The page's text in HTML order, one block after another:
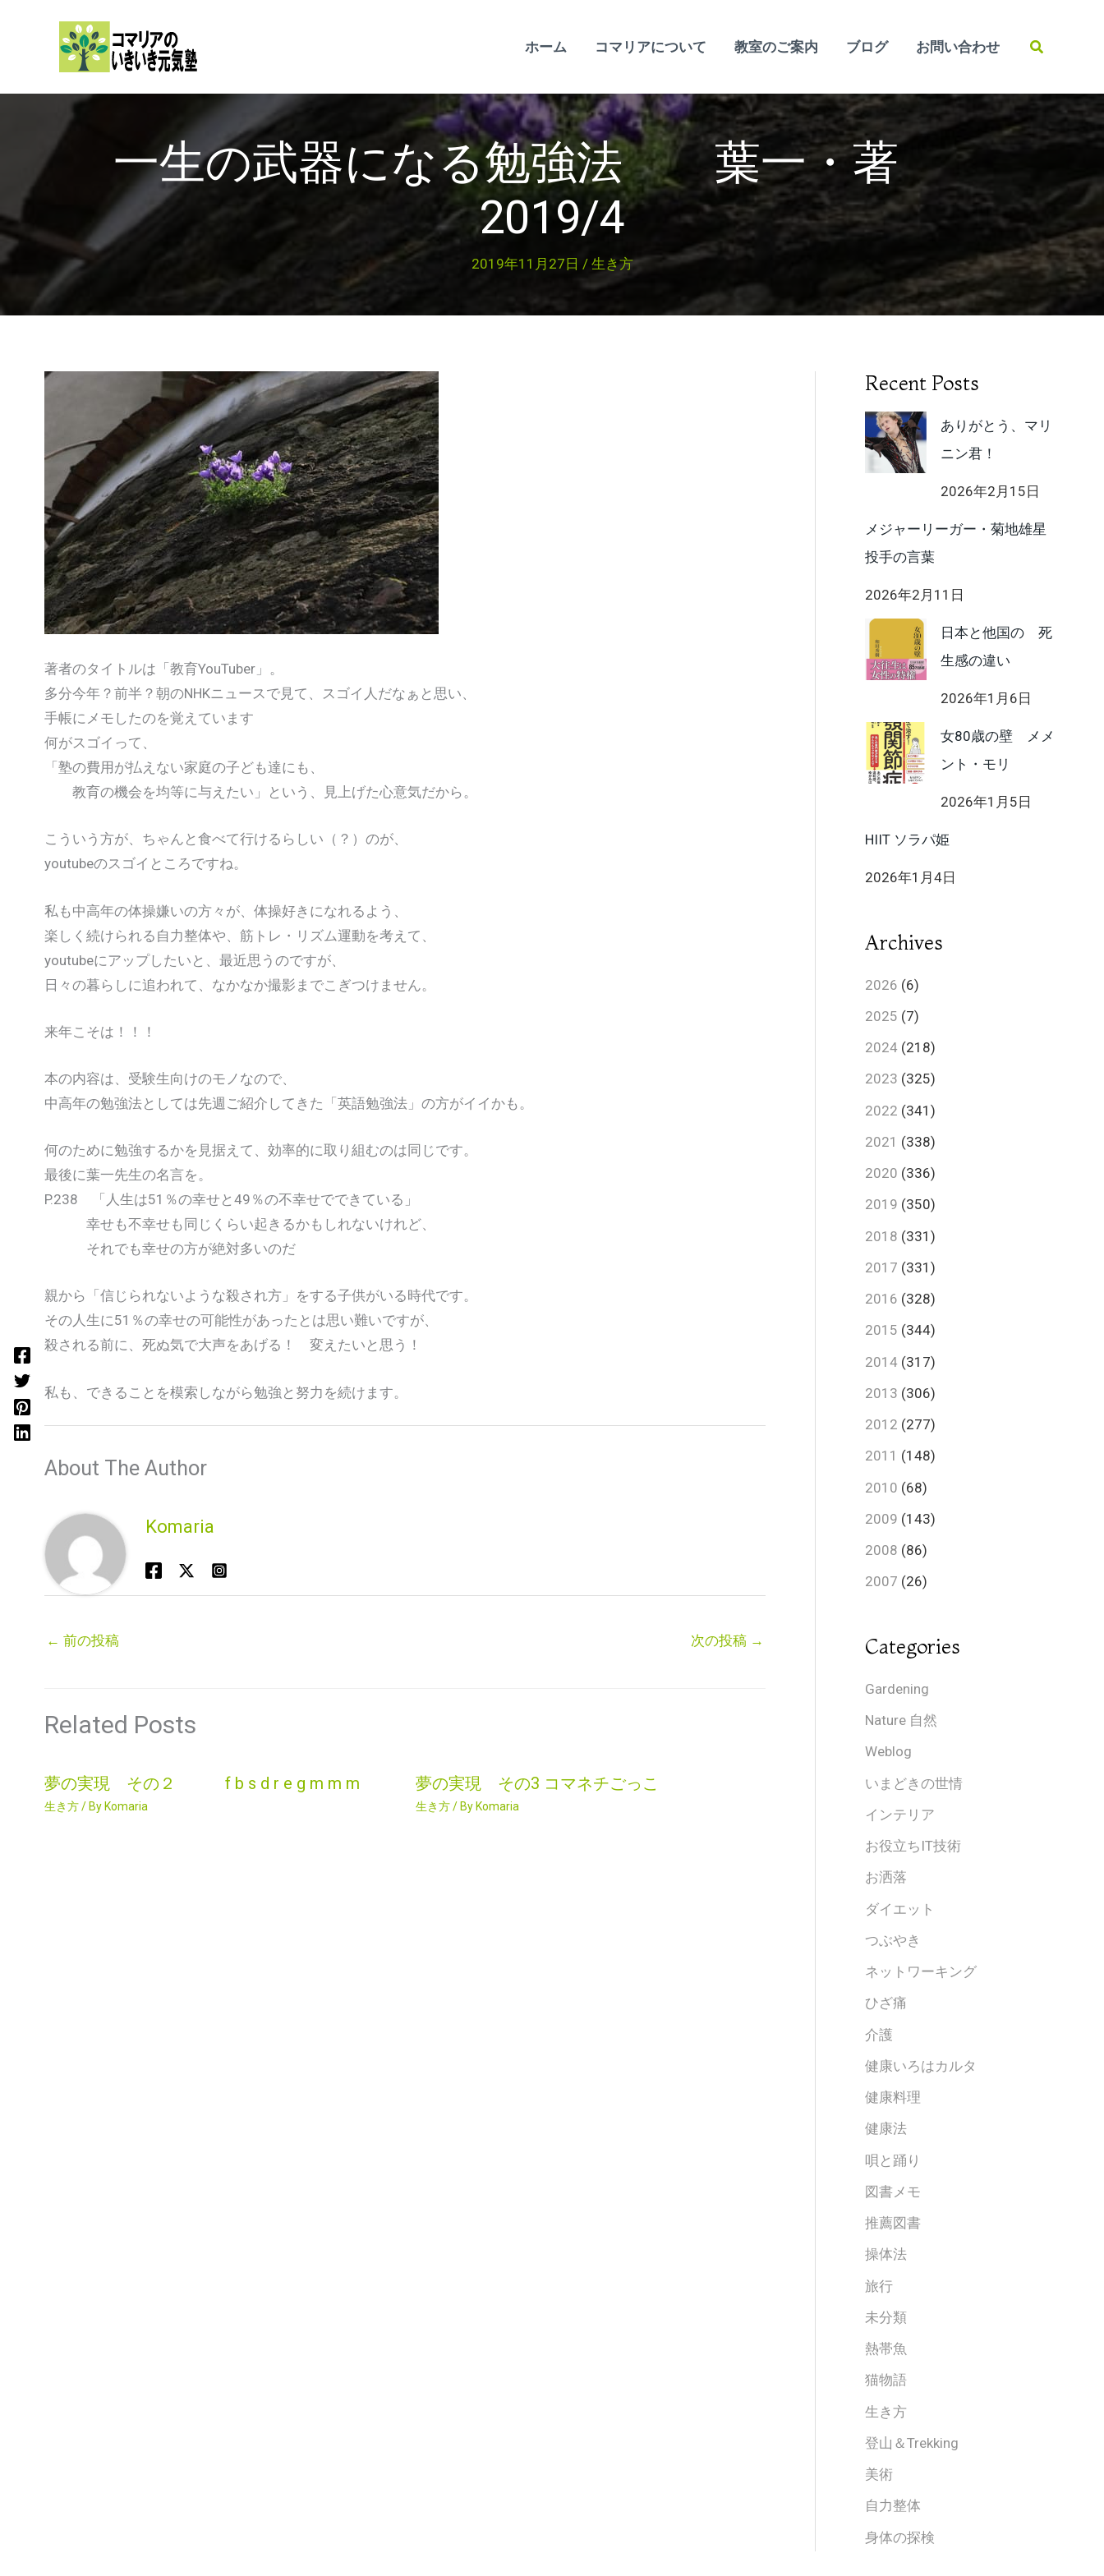
ホーム コマリアについて 教室のご案内 ブログ お問い合わせ
検
一生の武器になる勉強法 葉一・著
2019/4
2019年11月27日 / 生き方
著者のタイトルは「教育YouTuber」。
多分今年？前半？朝のNHKニュースで見て、スゴイ人だなぁと思い、
手帳にメモしたのを覚えています
何がスゴイって、
「塾の費用が払えない家庭の子ども達にも、
教育の機会を均等に与えたい」という、見上げた心意気だから。
こういう方が、ちゃんと食べて行けるらしい（？）のが、
youtubeのスゴイところですね。
私も中高年の体操嫌いの方々が、体操好きになれるよう、
楽しく続けられる自力整体や、筋トレ・リズム運動を考えて、
youtubeにアップしたいと、最近思うのですが、
日々の暮らしに追われて、なかなか撮影までこぎつけません。
来年こそは！！！
本の内容は、受験生向けのモノなので、
中高年の勉強法としては先週ご紹介してきた「英語勉強法」の方がイイかも。
何のために勉強するかを見据えて、効率的に取り組むのは同じです。
最後に葉一先生の名言を。
P.238 「人生は51％の幸せと49％の不幸せでできている」
幸せも不幸せも同じくらい起きるかもしれないけれど、
それでも幸せの方が絶対多いのだ
親から「信じられないような殺され方」をする子供がいる時代です。
その人生に51％の幸せの可能性があったとは思い難いですが、
殺される前に、死ぬ気で大声をあげる！ 変えたいと思う！
私も、できることを模索しながら勉強と努力を続けます。
About The Author
Komaria
← 前の投稿 次の投稿 →
Related Posts
夢の実現 その２ f b s d r e g m m m
生き方/ By Komaria
夢の実現 その3 コマネチごっこ
生き方/ By Komaria
Recent Posts
ありがとう、マリ
ニン君！
2026年2月15日
メジャーリーガー・菊地雄星
投手の言葉
2026年2月11日
日本と他国の 死
生感の違い
2026年1月6日
女80歳の壁 メメ
ント・モリ
2026年1月5日
HIIT ソラパ姫
2026年1月4日
Archives
2026 (6)
2025 (7)
2024 (218)
2023 (325)
2022 (341)
2021 (338)
2020 (336)
2019 (350)
2018 (331)
2017 (331)
2016 (328)
2015 (344)
2014 (317)
2013 (306)
2012 (277)
2011 (148)
2010 (68)
2009 (143)
2008 (86)
2007 (26)
Categories
Gardening
Nature 自然
Weblog
いまどきの世情
インテリア
お役立ちIT技術
お洒落
ダイエット
つぶやき
ネットワーキング
ひざ痛
介護
健康いろはカルタ
健康料理
健康法
唄と踊り
図書メモ
推薦図書
操体法
旅行
未分類
熱帯魚
猫物語
生き方
登山＆Trekking
美術
自力整体
身体の探検